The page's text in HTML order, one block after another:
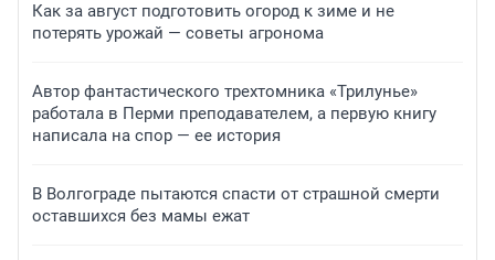
Как за август подготовить огород к зиме и не
потерять урожай — советы агронома
Автор фантастического трехтомника «Трилунье»
работала в Перми преподавателем, а первую книгу
написала на спор — ее история
В Волгограде пытаются спасти от страшной смерти
оставшихся без мамы ежат